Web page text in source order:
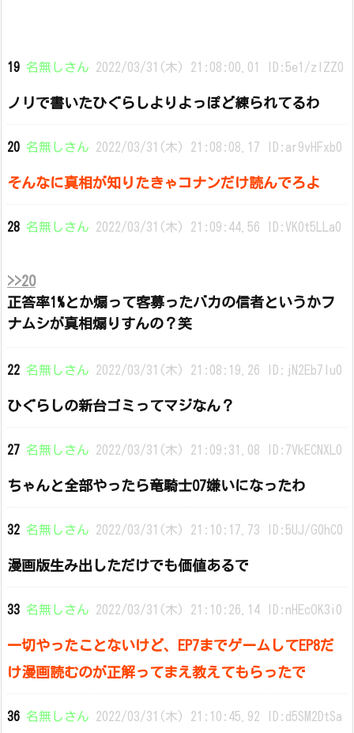
19 名無しさん 2022/03/31(木) 21:08:00.01 ID:5e1/zlZZ0
ノリで書いたひぐらしよりよっぽど練られてるわ
20 名無しさん 2022/03/31(木) 21:08:08.17 ID:ar9vHFxb0
そんなに真相が知りたきゃコナンだけ読んでろよ
28 名無しさん 2022/03/31(木) 21:09:44.56 ID:VK0t5LLa0
>>20
正答率1%とか煽って客募ったバカの信者というかフ
ナムシが真相煽りすんの？笑
22 名無しさん 2022/03/31(木) 21:08:19.26 ID:jN2Eb7Iu0
ひぐらしの新台ゴミってマジなん？
27 名無しさん 2022/03/31(木) 21:09:31.08 ID:7VkECNXL0
ちゃんと全部やったら竜騎士07嫌いになったわ
32 名無しさん 2022/03/31(木) 21:10:17.73 ID:5UJ/G0hC0
漫画版生み出しただけでも価値あるで
33 名無しさん 2022/03/31(木) 21:10:26.14 ID:nHEcOK3i0
一切やったことないけど、EP7までゲームしてEP8だ
け漫画読むのが正解ってまえ教えてもらったで
36 名無しさん 2022/03/31(木) 21:10:45.92 ID:d5SM2DtSa